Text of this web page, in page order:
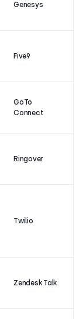
Genesys
Connect
Ringover
Twilio
Zendesk Talk